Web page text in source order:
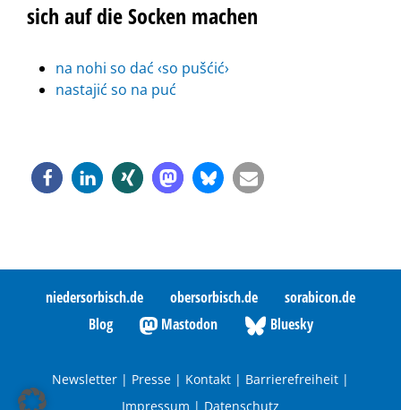
sich auf die Socken machen
na nohi so dać ‹so pušćić›
nastajić so na puć
niedersorbisch.de obersorbisch.de
sorabicon.de
Blog
Mastodon Bluesky
Newsletter | Presse | Kontakt | Barrierefreiheit |
Impressum | Datenschutz